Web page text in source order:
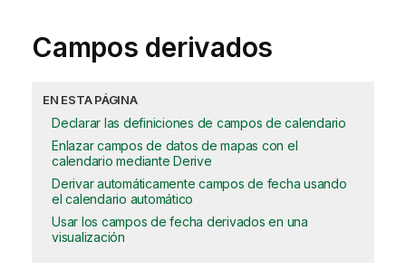
Campos derivados
EN ESTA PÁGINA
Declarar las definiciones de campos de calendario
Enlazar campos de datos de mapas con el
calendario mediante Derive
Derivar automáticamente campos de fecha usando
el calendario automático
Usar los campos de fecha derivados en una
visualización